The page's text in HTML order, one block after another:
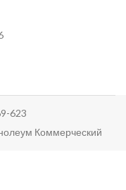
623
Коммерческий